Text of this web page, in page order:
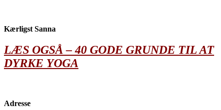
Kærligst Sanna
LÆS OGSÅ – 40 GODE GRUNDE TIL AT
DYRKE YOGA
Adresse